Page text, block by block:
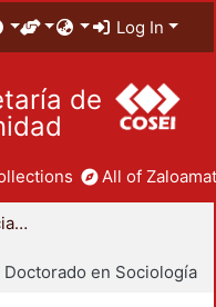
Log In
de
All of
División de Ciencias Sociales y Humanidades
Doctorado en Sociología